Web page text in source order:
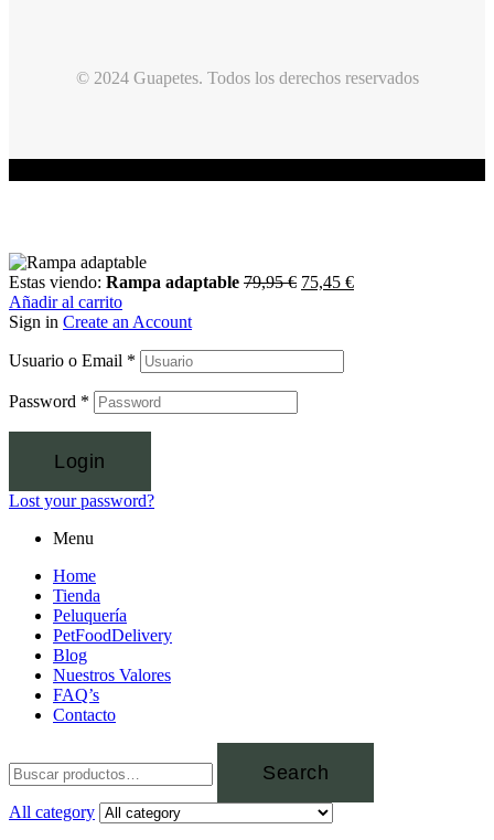
© 2024 Guapetes. Todos los derechos reservados
Estas viendo: Rampa adaptable 79,95€ 75,45 €
Añadir al carrito
Sign in Create an Account
Usuario o Email *
Password *
Login
Lost your password?
Menu
Home
Tienda
Peluquería
PetFoodDelivery
Blog
Nuestros Valores
FAQ’s
Contacto
Search
All category